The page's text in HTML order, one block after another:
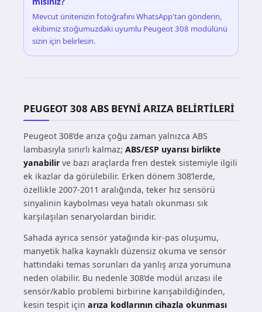
Mevcut ünitenizin fotoğrafını WhatsApp'tan gönderin,
ekibimiz stoğumuzdaki uyumlu Peugeot 308 modülünü
sizin için belirlesin.
PEUGEOT 308 ABS BEYNI ARIZA BELIRTILERI
Peugeot 308’de arıza çoğu zaman yalnızca ABS
lambasıyla sınırlı kalmaz; ABS/ESP uyarısı birlikte
yanabilir ve bazı araçlarda fren destek sistemiyle ilgili
ek ikazlar da görülebilir. Erken dönem 308’lerde,
özellikle 2007-2011 aralığında, teker hız sensörü
sinyalinin kaybolması veya hatalı okunması sık
karşılaşılan senaryolardan biridir.
Sahada ayrıca sensör yatağında kir-pas oluşumu,
manyetik halka kaynaklı düzensiz okuma ve sensör
hattındaki temas sorunları da yanlış arıza yorumuna
neden olabilir. Bu nedenle 308’de modül arızası ile
sensör/kablo problemi birbirine karışabildiğinden,
kesin tespit için arıza kodlarının cihazla okunması